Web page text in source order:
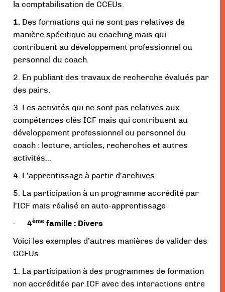
la comptabilisation de CCEUs.
1. Des formations qui ne sont pas relatives de
manière spécifique au coaching mais qui
contribuent au développement professionnel ou
personnel du coach.
2. En publiant des travaux de recherche évalués par
des pairs.
3. Les activités qui ne sont pas relatives aux
compétences clés ICF mais qui contribuent au
développement professionnel ou personnel du
coach : lecture, articles, recherches et autres
activités…
4. L’apprentissage à partir d’archives
5. La participation à un programme accrédité par
l’ICF mais réalisé en auto-apprentissage
·4ème famille : Divers
Voici les exemples d’autres manières de valider des
CCEUs.
1. La participation à des programmes de formation
non accréditée par ICF avec des interactions entre